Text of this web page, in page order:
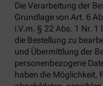
Die Verarbeitung der
Grundlage von Art. 6
i.V.m. § 22 Abs. 1 Nr. 1
die Bestellung zu
und Übermittlung der
personenbezogene
haben die Möglichkeit,